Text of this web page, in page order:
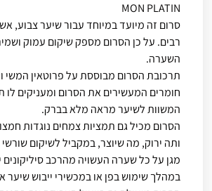
MON PLATIN
סרום זה מיועד במיוחד עבור שיער צבוע,
רבים. על כן הסרום מספק שיקום עמוק
השערה.
תרכובת הסרום מבוססת על פרוטאין המשי
חומרים המעשירים את הסרום ומעניקים לו
המשוות לשיער מראה מלא בברק.
הסרום מכיל גם תמציות צמחים נוגדות
ותה ירוק, מה שיוצר, במקביל לשיקום
מגן על כל שערה העשויה מהרכב סיליקונים
במהלך שימוש בפן או במכשירי ייבוש שיער